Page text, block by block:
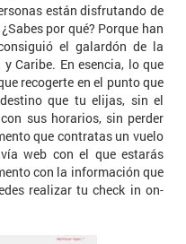
están disfrutando de
por qué? Porque han
el galardón de la
Caribe. En esencia, lo que
recogerte en el punto que
que tu elijas, sin el
sus horarios, sin perder
que contratas un vuelo
web con el que estarás
con la información que
realizar tu check in on-